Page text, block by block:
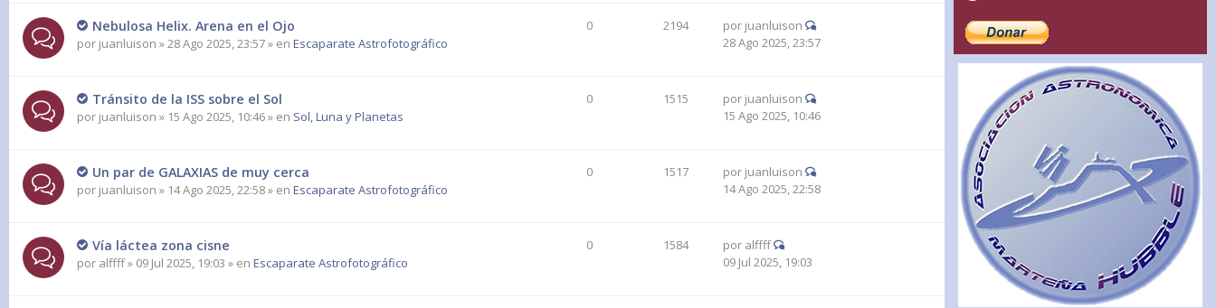
Nebulosa Helix. Arena en el Ojo
por juanluison » 28 Ago 2025, 23:57 » en Escaparate Astrofotográfico
0 2194 por juanluison
28 Ago 2025, 23:57
Tránsito de la ISS sobre el Sol
por juanluison » 15 Ago 2025, 10:46 » en Sol, Luna y Planetas
0 1515 por juanluison
15 Ago 2025, 10:46
Un par de GALAXIAS de muy cerca
por juanluison » 14 Ago 2025, 22:58 » en Escaparate Astrofotográfico
0 1517 por juanluison
14 Ago 2025, 22:58
Vía láctea zona cisne
por alffff» 09 Jul 2025, 19:03 » en Escaparate Astrofotográfico
0 1584 por alffff
09 Jul 2025, 19:03